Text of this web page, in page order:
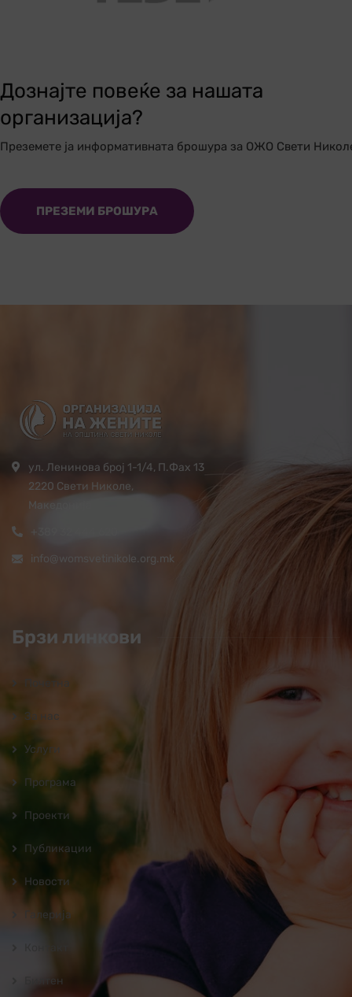
Дознајте повеќе за нашата
организација?
Преземете ја информативната брошура за ОЖО Свети
ПРЕЗЕМИ БРОШУРА
ул. Ленинова број 1-1/4, П.Фах 13
2220 Свети Николе,
Македонија
info@womsvetinikole.org.mk
Брзи линкови
Почетна
За нас
Услуги
Програмa
Проекти
Публикации
Новости
Галерија
Билтен